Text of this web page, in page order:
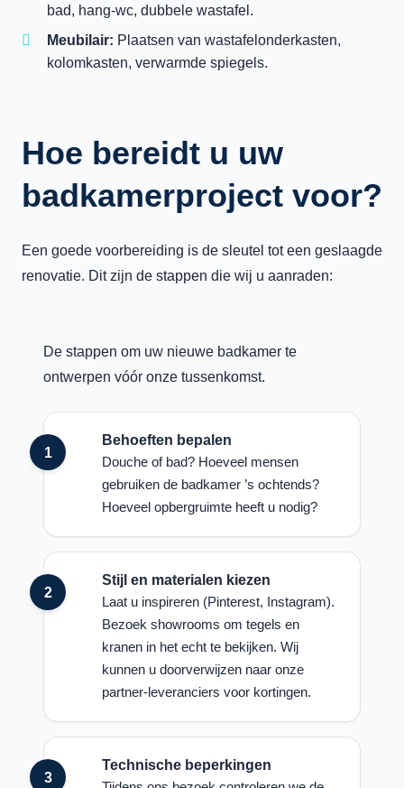
bad, hang-wc, dubbele wastafel.
Meubilair: Plaatsen van wastafelonderkasten,
kolomkasten, verwarmde spiegels.
Hoe bereidt u uw
badkamerproject voor?
Een goede voorbereiding is de sleutel tot een geslaagde
renovatie. Dit zijn de stappen die wij u aanraden:
De stappen om uw nieuwe badkamer te
ontwerpen vóór onze tussenkomst.
Behoeften bepalen
Douche of bad? Hoeveel mensen
gebruiken de badkamer ’s ochtends?
Hoeveel opbergruimte heeft u nodig?
Stijl en materialen kiezen
Laat u inspireren (Pinterest, Instagram).
Bezoek showrooms om tegels en
kranen in het echt te bekijken. Wij
kunnen u doorverwijzen naar onze
partner-leveranciers voor kortingen.
Technische beperkingen